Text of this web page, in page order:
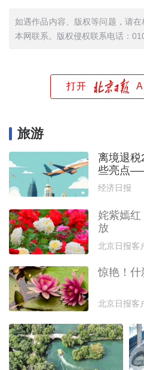
如遇作品内容、版权等问题，请
本网联系。版权侵权联系电话：
打开
旅游
离境退税
些亮点
经济日报
姹紫嫣红
放
北京日报客
惊艳！什
北京日报客